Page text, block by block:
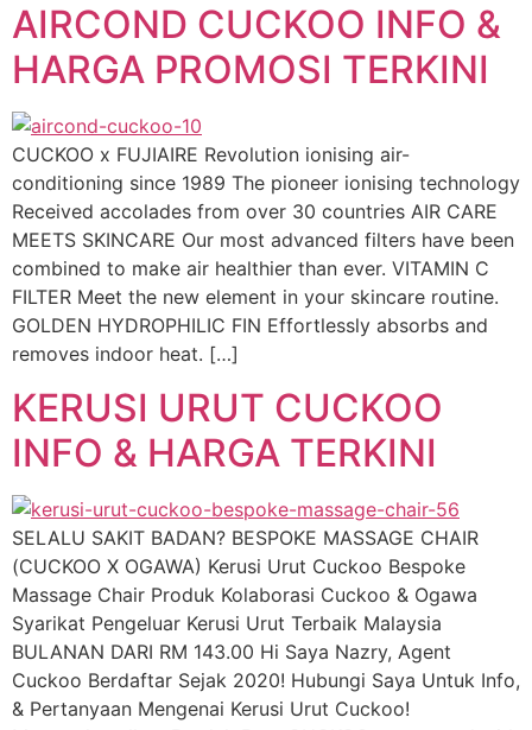
AIRCOND CUCKOO INFO &
HARGA PROMOSI TERKINI
CUCKOO x FUJIAIRE Revolution ionising air-
conditioning since 1989 The pioneer ionising technology
Received accolades from over 30 countries AIR CARE
MEETS SKINCARE Our most advanced filters have been
combined to make air healthier than ever. VITAMIN C
FILTER Meet the new element in your skincare routine.
GOLDEN HYDROPHILIC FIN Effortlessly absorbs and
removes indoor heat. […]
KERUSI URUT CUCKOO
INFO & HARGA TERKINI
SELALU SAKIT BADAN? BESPOKE MASSAGE CHAIR
(CUCKOO X OGAWA) Kerusi Urut Cuckoo Bespoke
Massage Chair Produk Kolaborasi Cuckoo & Ogawa
Syarikat Pengeluar Kerusi Urut Terbaik Malaysia
BULANAN DARI RM 143.00 Hi Saya Nazry, Agent
Cuckoo Berdaftar Sejak 2020! Hubungi Saya Untuk Info,
& Pertanyaan Mengenai Kerusi Urut Cuckoo!